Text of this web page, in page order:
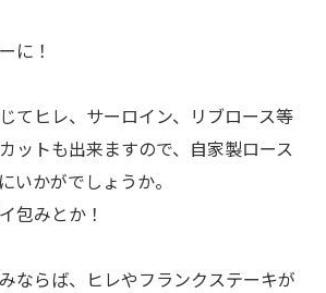
に！
てヒレ、サーロイン、リブロース等
ットも出来ますので、自家製ロース
いかがでしょうか。
包みとか！
ならば、ヒレやフランクステーキが